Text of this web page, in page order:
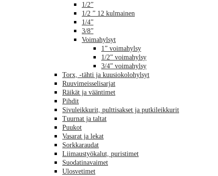
1/2”
1/2 ” 12 kulmainen
1/4”
3/8”
Voimahylsyt
1” voimahylsy
1/2” voimahylsy
3/4” voimahylsy
Torx, -tähti ja kuusiokolohylsyt
Ruuvimeisselisarjat
Räikät ja vääntimet
Pihdit
Sivuleikkurit, pulttisakset ja putkileikkurit
Tuurnat ja taltat
Puukot
Vasarat ja lekat
Sorkkaraudat
Liimaustyökalut, puristimet
Suodatinavaimet
Ulosvetimet